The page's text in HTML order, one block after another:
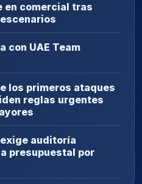
en comercial tras
con UAE Team
los primeros ataques
reglas urgentes
exige auditoría
presupuestal por